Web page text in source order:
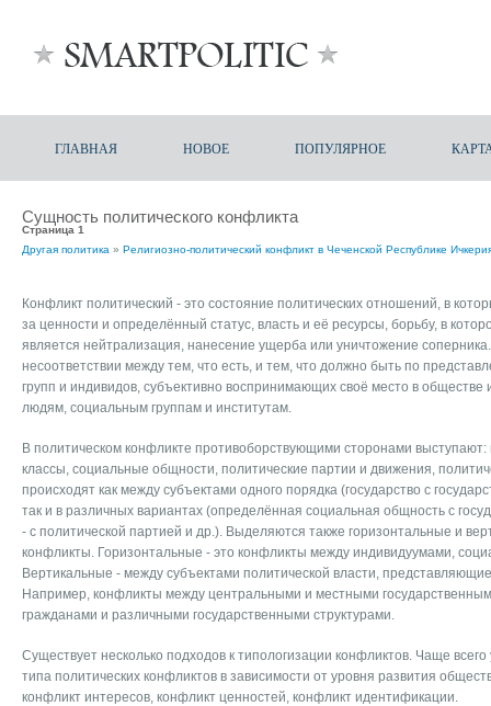
ГЛАВНАЯ НОВОЕ ПОПУЛЯРНОЕ
Сущность политического конфликта
Страница 1
Другая политика » Религиозно-политический конфликт в Чеченской Республике
Конфликт политический - это состояние политических отношений, в
за ценности и определённый статус, власть и её ресурсы, борьбу, в
является нейтрализация, нанесение ущерба или уничтожение
несоответствии между тем, что есть, и тем, что должно быть по
групп и индивидов, субъективно воспринимающих своё место в обществе
людям, социальным группам и институтам.
В политическом конфликте противоборствующими сторонами выступают:
классы, социальные общности, политические партии и движения,
происходят как между субъектами одного порядка (государство с
так и в различных вариантах (определённая социальная общность с
- с политической партией и др.). Выделяются также горизонтальные и
конфликты. Горизонтальные - это конфликты между индивидуумами,
Вертикальные - между субъектами политической власти,
Например, конфликты между центральными и местными
гражданами и различными государственными структурами.
Существует несколько подходов к типологизации конфликтов. Чаще
типа политических конфликтов в зависимости от уровня развития
конфликт интересов, конфликт ценностей, конфликт идентификации.